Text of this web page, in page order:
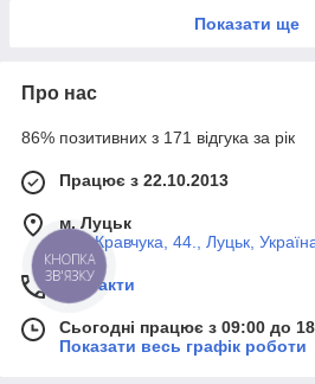
Показати ще
Про нас
86% позитивних з 171 відгука за рік
Працює з 22.10.2013
м. Луцьк
вул. Кравчука, 44., Луцьк,
Контакти
Сьогодні працює з 09:00 до
Показати весь графік роботи
КНОПКА
ЗВ'ЯЗКУ